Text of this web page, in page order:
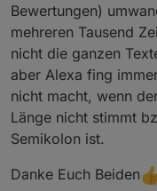
Bewertungen)
mehreren Tausend
nicht die ganzen
aber Alexa fing
nicht macht, wenn
Länge nicht stimmt
Semikolon ist.
Danke Euch Beiden